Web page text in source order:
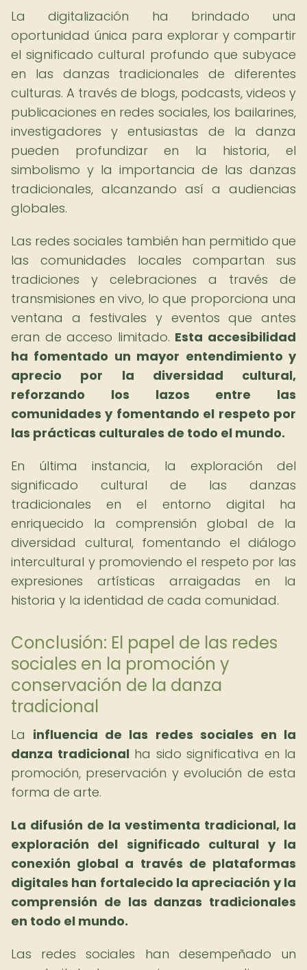
La digitalización ha brindado una
oportunidad única para explorar y compartir
el significado cultural profundo que subyace
en las danzas tradicionales de diferentes
culturas. A través de blogs, podcasts, videos y
publicaciones en redes sociales, los bailarines,
investigadores y entusiastas de la danza
pueden profundizar en la historia, el
simbolismo y la importancia de las danzas
tradicionales, alcanzando así a audiencias
globales.
Las redes sociales también han permitido que
las comunidades locales compartan sus
tradiciones y celebraciones a través de
transmisiones en vivo, lo que proporciona una
ventana a festivales y eventos que antes
eran de acceso limitado. Esta accesibilidad
ha fomentado un mayor entendimiento y
aprecio por la diversidad cultural,
reforzando los lazos entre las
comunidades y fomentando el respeto por
las prácticas culturales de todo el mundo.
En última instancia, la exploración del
significado cultural de las danzas
tradicionales en el entorno digital ha
enriquecido la comprensión global de la
diversidad cultural, fomentando el diálogo
intercultural y promoviendo el respeto por las
expresiones artísticas arraigadas en la
historia y la identidad de cada comunidad.
Conclusión: El papel de las redes
sociales en la promoción y
conservación de la danza
tradicional
La influencia de las redes sociales en la
danza tradicional ha sido significativa en la
promoción, preservación y evolución de esta
forma de arte.
La difusión de la vestimenta tradicional, la
exploración del significado cultural y la
conexión global a través de plataformas
digitales han fortalecido la apreciación y la
comprensión de las danzas tradicionales
en todo el mundo.
Las redes sociales han desempeñado un